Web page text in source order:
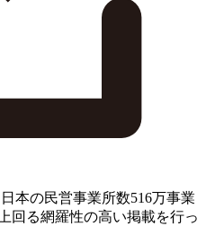
本の民営事業所数516万事業
回る網羅性の高い掲載を行っ